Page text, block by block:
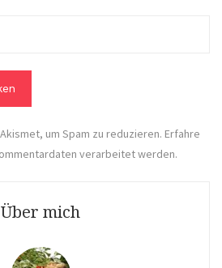
um Spam zu reduzieren. Erfahre
verarbeitet werden.
Über mich